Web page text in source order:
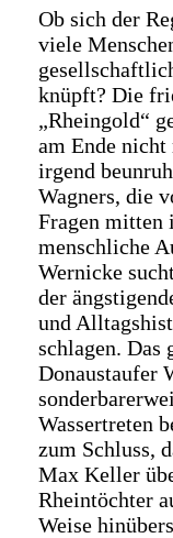
Ob sich der
viele
knüpft? Die
„Rheingold“
am Ende
irgend
Wagners, die
Fragen mitten
menschliche
Wernicke
der
und
schlagen.
Donaustaufer
Wassertreten
zum Schluss,
Max Keller
Rheintöchter
Weise